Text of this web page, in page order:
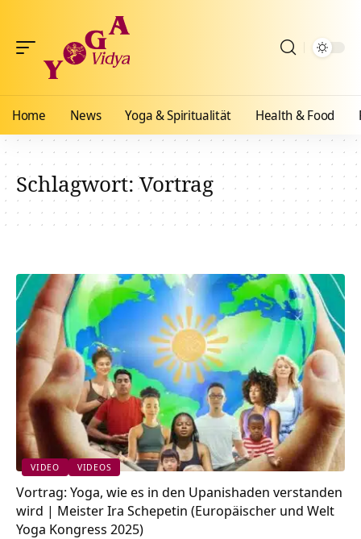
Home News Yoga & Spiritualität Health & Food
Schlagwort:Vortrag
VIDEO VIDEOS
Vortrag: Yoga, wie es in den Upanishaden verstanden
wird | Meister Ira Schepetin (Europäischer und Welt
Yoga Kongress 2025)